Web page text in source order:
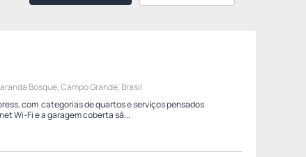
LADO ÍMPAR Carandá Bosque, Campo Grande, Brasil
com categorias de quartos e serviços pensados
Wi-Fi e a garagem coberta sã...